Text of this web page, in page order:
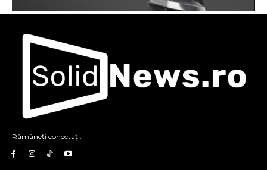
Rămâneți conectați: